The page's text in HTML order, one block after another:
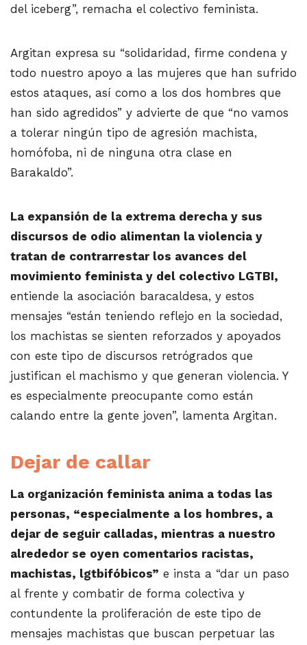
del iceberg”, remacha el colectivo feminista.
Argitan expresa su “solidaridad, firme condena y
todo nuestro apoyo a las mujeres que han sufrido
estos ataques, así como a los dos hombres que
han sido agredidos” y advierte de que “no vamos
a tolerar ningún tipo de agresión machista,
homófoba, ni de ninguna otra clase en
Barakaldo”.
La expansión de la extrema derecha y sus
discursos de odio alimentan la violencia y
tratan de contrarrestar los avances del
movimiento feminista y del colectivo LGTBI,
entiende la asociación baracaldesa, y estos
mensajes “están teniendo reflejo en la sociedad,
los machistas se sienten reforzados y apoyados
con este tipo de discursos retrógrados que
justifican el machismo y que generan violencia. Y
es especialmente preocupante como están
calando entre la gente joven”, lamenta Argitan.
Dejar de callar
La organización feminista anima a todas las
personas, “especialmente a los hombres, a
dejar de seguir calladas, mientras a nuestro
alrededor se oyen comentarios racistas,
machistas, lgtbifóbicos” e insta a “dar un paso
al frente y combatir de forma colectiva y
contundente la proliferación de este tipo de
mensajes machistas que buscan perpetuar las